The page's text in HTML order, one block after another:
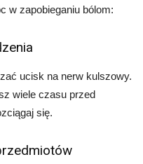
w zapobieganiu bólom:
ucisk na nerw kulszowy.
wiele czasu przed
się.